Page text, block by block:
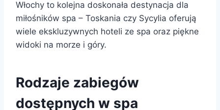
Włochy to kolejna doskonała destynacja dla
miłośników spa – Toskania czy Sycylia oferują
wiele ekskluzywnych hoteli ze spa oraz piękne
widoki na morze i góry.
Rodzaje zabiegów
dostępnych w spa